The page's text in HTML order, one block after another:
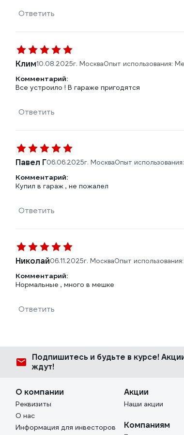
Ответить
Клим10.08.2025г. МоскваОпыт использования:
Комментарий:
Все устроило ! В гараже пригодятся
Ответить
Павел Г06.06.2025г. МоскваОпыт
Комментарий:
Купил в гараж , не пожалел
Ответить
Николай06.11.2025г. МоскваОпыт
Комментарий:
Нормальные , много в мешке
Ответить
Подпишитесь и будьте в курсе!
ждут!
О компании
Реквизиты
О нас
Информация для инвесторов
Акции
Наши акции
Компаниям